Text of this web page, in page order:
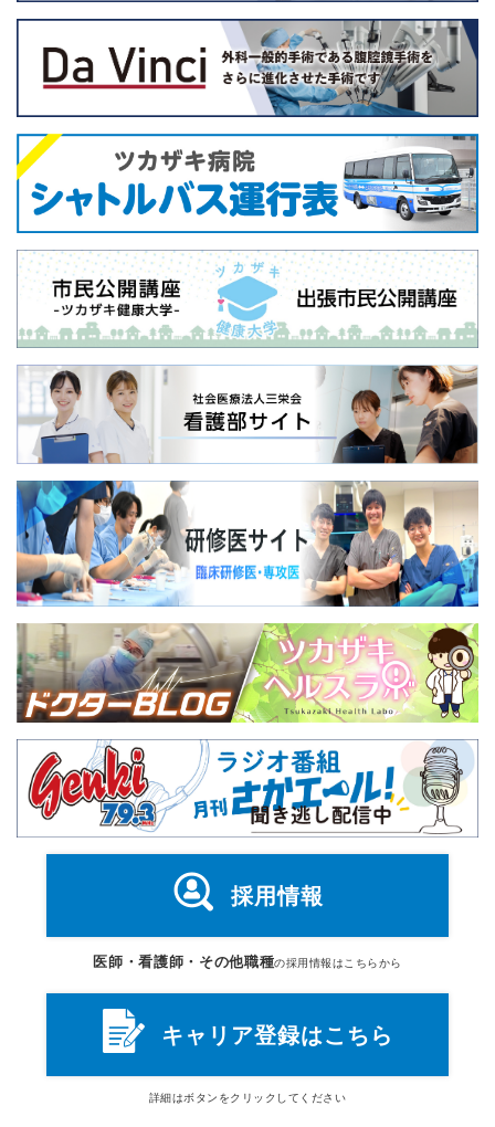
採用情報
医師・看護師・その他職種の採用情報はこちらから
キャリア登録はこちら
詳細はボタン をクリックしてください